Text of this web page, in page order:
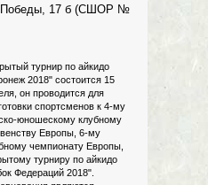
Победы, 17 б (СШОР №
турнир по айкидо
2018" состоится 15
он проводится для
спортсменов к 4-му
юношескому клубному
Европы, 6-му
чемпионату Европы,
турниру по айкидо
Федераций 2018".